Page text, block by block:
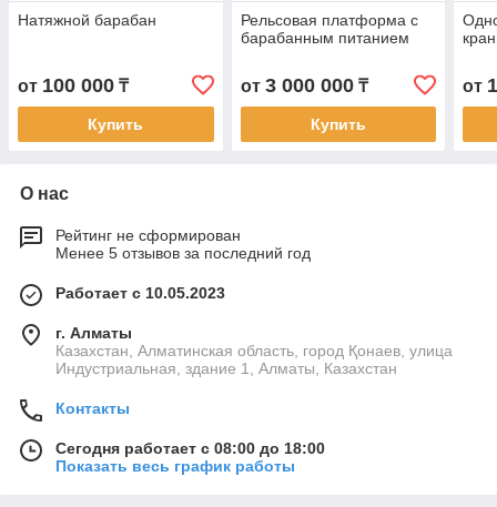
Натяжной барабан
от 100 000 ₸
Купить
Рельсовая платформа с
барабанным питанием
от 3 000 000₸
Купить
от
О нас
Рейтинг не сформирован
Менее 5 отзывов за последний год
Работает с 10.05.2023
г. Алматы
Казахстан, Алматинская область, город Қонаев, улица
Индустриальная, здание 1, Алматы, Казахстан
Контакты
Сегодня работает с 08:00 до 18:00
Показать весь график работы